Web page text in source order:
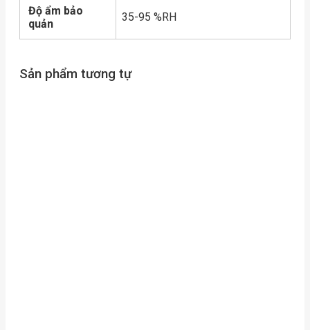
Độ ẩm bảo
quản
35-95 %RH
Sản phẩm tương tự